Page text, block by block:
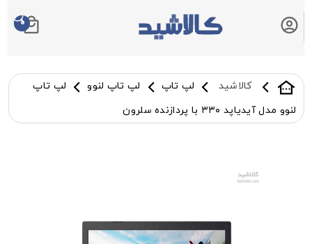
0
کالاشید لپ تاپ لپ تاپ لنوو
لپ تاپ
لنوو مدل آیدیاپد ۳۳۰ با پردازنده سلرون